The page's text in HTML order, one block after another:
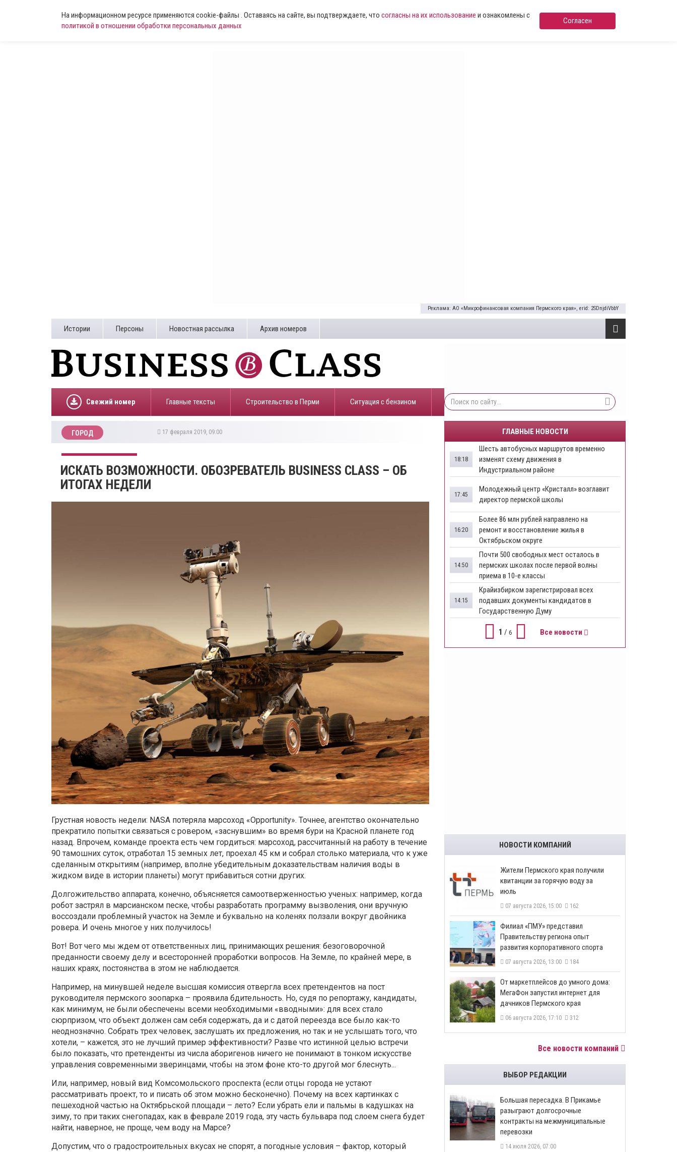
На информационном ресурсе применяются cookie-файлы . Оставаясь на сайте, вы подтверждаете, что согласны на их использование и ознакомлены с
политикой в отношении обработки персональных данных
Согласен
Реклама: АО «Микрофинансовая компания Пермского края», erid: 2SDnjdiVbbY
Истории Персоны Новостная рассылка Архив номеров
Свежий номер Главные тексты Строительство в Перми ​Ситуация с бензином
ГОРОД 17 февраля 2019, 09:00
ИСКАТЬ ВОЗМОЖНОСТИ. ОБОЗРЕВАТЕЛЬ BUSINESS CLASS – ОБ
ИТОГАХ НЕДЕЛИ
Грустная новость недели: NASA потеряла марсоход «Opportunity». Точнее, агентство окончательно
прекратило попытки связаться с ровером, «заснувшим» во время бури на Красной планете год
назад. Впрочем, команде проекта есть чем гордиться: марсоход, рассчитанный на работу в течение
90 тамошних суток, отработал 15 земных лет, проехал 45 км и собрал столько материала, что к уже
сделанным открытиям (например, вполне убедительным доказательствам наличия воды в
жидком виде в истории планеты) могут прибавиться сотни других.
Долгожительство аппарата, конечно, объясняется самоотверженностью ученых: например, когда
робот застрял в марсианском песке, чтобы разработать программу вызволения, они вручную
воссоздали проблемный участок на Земле и буквально на коленях ползали вокруг двойника
ровера. И очень многое у них получилось!
Вот! Вот чего мы ждем от ответственных лиц, принимающих решения: безоговорочной
преданности своему делу и всесторонней проработки вопросов. На Земле, по крайней мере, в
наших краях, постоянства в этом не наблюдается.
Например, на минувшей неделе высшая комиссия отвергла всех претендентов на пост
руководителя пермского зоопарка – проявила бдительность. Но, судя по репортажу, кандидаты,
как минимум, не были обеспечены всеми необходимыми «вводными»: для всех стало
сюрпризом, что объект должен сам себя содержать, да и с датой переезда все было как-то
неоднозначно. Собрать трех человек, заслушать их предложения, но так и не услышать того, что
хотели, – кажется, это не лучший пример эффективности? Разве что истинной целью встречи
было показать, что претенденты из числа аборигенов ничего не понимают в тонком искусстве
управления современными зверинцами, чтобы на этом фоне кто-то другой мог блеснуть...
Или, например, новый вид Комсомольского проспекта (если отцы города не устают
рассматривать проект, то и писать об этом можно бесконечно). Почему на всех картинках с
пешеходной частью на Октябрьской площади – лето? Если убрать ели и пальмы в кадушках на
зиму, то при таких снегопадах, как в феврале 2019 года, эту часть бульвара под слоем снега будет
найти, наверное, не проще, чем воду на Марсе?
Допустим, что о градостроительных вкусах не спорят, а погодные условия – фактор, который
ГЛАВНЫЕ НОВОСТИ
Шесть автобусных маршрутов временно
изменят схему движения в
Индустриальном районе
18:18
Молодежный центр «Кристалл» возглавит
директор пермской школы
17:45
Более 86 млн рублей направлено на
ремонт и восстановление жилья в
Октябрьском округе
16:20
Почти 500 свободных мест осталось в
пермских школах после первой волны
приема в 10-е классы
14:50
Крайизбирком зарегистрировал всех
подавших документы кандидатов в
Государственную Думу
14:15
1 / 6 Все новости
НОВОСТИ КОМПАНИЙ
​Жители Пермского края получили
квитанции за горячую воду за
июль
07 августа 2026, 15:00 162
​Филиал «ПМУ» представил
Правительству региона опыт
развития корпоративного спорта
07 августа 2026, 13:00 184
От маркетплейсов до умного дома:
МегаФон запустил интернет для
дачников Пермского края
06 августа 2026, 17:10 312
Все новости компаний
ВЫБОР РЕДАКЦИИ
Большая пересадка. В Прикамье
разыграют долгосрочные
контракты на межмуниципальные
перевозки
14 июля 2026, 07:00